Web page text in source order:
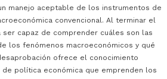
manejo aceptable de los instrumentos de
convencional. Al terminar el
ser capaz de comprender cuáles son las
los fenómenos macroeconómicos y qué
ofrece el conocimiento
de política económica que emprenden los